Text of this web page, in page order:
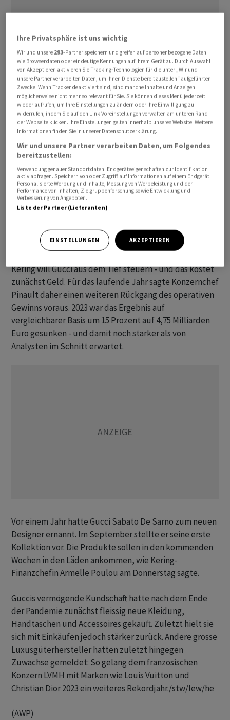
An der Börse wurden die Nachrichten positiv
aufgenommen: Die Kering-Aktie legte bis zum
Nachmittag um fünf Prozent zu und war damit
zweitstärkster Wert im Eurozonen-Index EuroStoxx 50 .
Zugleich machte das Papier seine seit dem
Jahreswechsel eingefahrenen Kursverluste mehr als
wett.
Die Luxusmarke Gucci steht für rund die Hälfte von
Kerings Umsatz und steuert rund zwei Drittel zum
operativen Gewinn des Konzerns bei. Im vergangenen
Jahr ging der Erlös der Sparte noch stärker zurück als
der des Konzerns. Der operative Gewinn brach um 13
Veneta ging es abwärts. Einzig im Brillengeschäft legten
Umsatz und operativer Gewinn deutlich zu.
Kering will Gucci aus dem Tief steuern - und das kostet
zunächst Geld. Für das laufende Jahr sagte Konzernchef
Pinault daher einen weiteren Rückgang des operativen
Gewinns voraus. 2023 war das Ergebnis auf
vergleichbarer Basis um 15 Prozent auf 4,75 Milliarden
Euro gesunken - und damit noch stärker als von
Analysten im Schnitt erwartet.
Vor einem Jahr hatte Gucci Sabato De Sarno zum neuen
Designer ernannt. Im September stellte er seine erste
Kollektion vor. Die Produkte sollen in den kommenden
Wochen in den Läden ankommen, wie Kering-
Finanzchefin Armelle Poulou am Donnerstag sagte.
Guccis vermögende Kundschaft hatte nach dem Ende
der Pandemie zunächst fleissig neue Kleidung,
Handtaschen und Accessoires gekauft. Zuletzt hielt sie
sich mit Einkäufen jedoch stärker zurück. Andere grosse
Luxusgüterhersteller hatten zuletzt hingegen
Zuwächse gemeldet: So gelang dem französischen
Konzern LVMH mit Marken wie Louis Vuitton und
Christian Dior 2023 ein weiteres Rekordjahr./stw/lew/he
(AWP)
Ihre Privatsphäre ist uns wichtig
Wir und unsere 293-Partner speichern und greifen auf personenbezogene Daten
wie Browserdaten oder eindeutige Kennungen auf Ihrem Gerät zu. Durch Auswahl
von Akzeptieren aktivieren Sie Tracking-Technologien für die unter „Wir und
unsere Partner verarbeiten Daten, um Ihnen Dienste bereitzustellen“ aufgeführten
Zwecke. Wenn Tracker deaktiviert sind, sind manche Inhalte und Anzeigen
möglicherweise nicht mehr so relevant für Sie. Sie können dieses Menü jederzeit
wieder aufrufen, um Ihre Einstellungen zu ändern oder Ihre Einwilligung zu
widerrufen, indem Sie auf den Link Voreinstellungen verwalten am unteren Rand
der Webseite klicken. Ihre Einstellungen gelten innerhalb unseres Website. Weitere
Informationen finden Sie in unserer Datenschutzerklärung.
Wir und unsere Partner verarbeiten Daten, um Folgendes
bereitzustellen:
Verwendung genauer Standortdaten. Endgeräteeigenschaften zur Identifikation
aktiv abfragen. Speichern von oder Zugriff auf Informationen auf einem Endgerät.
Personalisierte Werbung und Inhalte, Messung von Werbeleistung und der
Performance von Inhalten, Zielgruppenforschung sowie Entwicklung und
Verbesserung von Angeboten.
Liste der Partner (Lieferanten)
EINSTELLUNGEN AKZEPTIEREN